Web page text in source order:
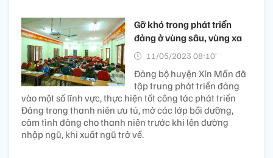
Gỡ khó trong phát triển
đảng ở vùng sâu, vùng xa
11/05/2023 08:10’
Đảng bộ huyện Xín Mần đã
tập trung phát triển đảng
vào một số lĩnh vực, thực hiện tốt công tác phát triển
Đảng trong thanh niên ưu tú, mở các lớp bồi dưỡng,
cảm tình đảng cho thanh niên trước khi lên đường
nhập ngũ, khi xuất ngũ trở về.